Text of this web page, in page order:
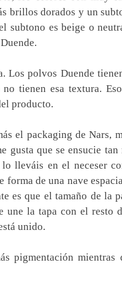
brillos dorados y un
subtono es beige o
Los polvos Duende
tienen esa textura.
producto.
el packaging de Nars,
gusta que se ensucie
lleváis en el neceser
forma de una nave
es que el tamaño de la
une la tapa con el resto
unido.
pigmentación mientras